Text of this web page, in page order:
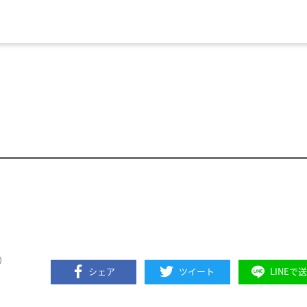
シェア ツイート LINEで